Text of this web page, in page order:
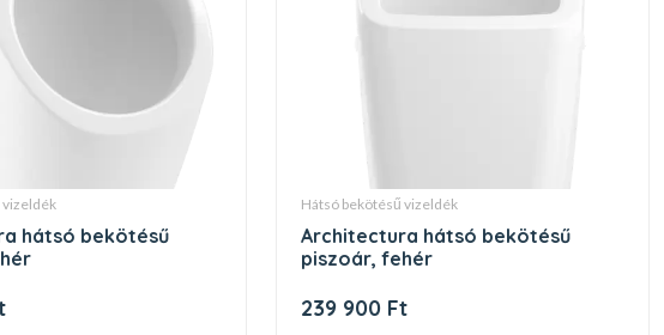
vizeldék hátsó bekötésű vizeldék
architectura hátsó bekötésű
piszoár, fehér
239 900 Ft